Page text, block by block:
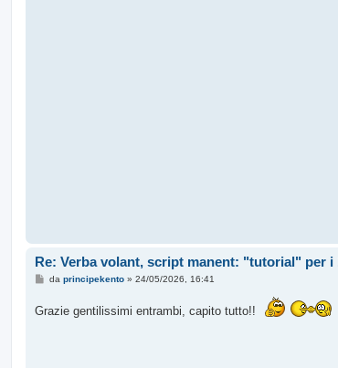
Re: Verba volant, script manent: "tutorial" per i
M
s
da principekento» 24/05/2026, 16:41
Grazie gentilissimi entrambi, capito tutto!!